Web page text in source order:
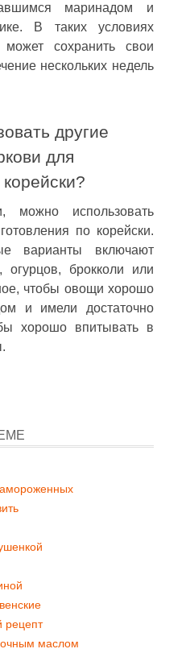
маринадом и
В таких условиях
сохранить свои
нескольких недель
другие
для
можно использовать
по корейски.
варианты включают
огурцов, брокколи или
чтобы овощи хорошо
и имели достаточно
хорошо впитывать в
рецепт
маслом